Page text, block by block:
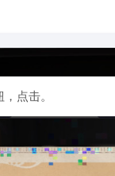
点击。